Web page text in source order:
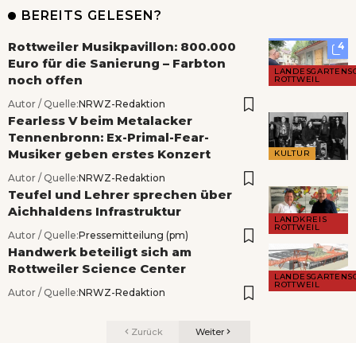
BEREITS GELESEN?
4
ROTTWEIL
Rottweiler Musikpavillon: 800.000
Euro für die Sanierung – Farbton
noch offen
Autor / Quelle:NRWZ-Redaktion
KULTUR
Fearless V beim Metalacker
Tennenbronn: Ex-Primal-Fear-
Musiker geben erstes Konzert
Autor / Quelle:NRWZ-Redaktion
LANDKREIS
ROTTWEIL
Teufel und Lehrer sprechen über
Aichhaldens Infrastruktur
Autor / Quelle:Pressemitteilung (pm)
ROTTWEIL
Handwerk beteiligt sich am
Rottweiler Science Center
Autor / Quelle:NRWZ-Redaktion
Zurück Weiter